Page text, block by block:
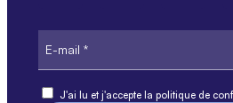
mail
Consentement
J'ai lu et j'accepte la politique de